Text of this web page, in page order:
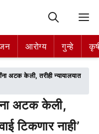
आरोग्य गुन्हे
आरोग्य गुन्हे
अटक केली, तरीही न्यायालयात
अटक केली,
टिकणार नाही’